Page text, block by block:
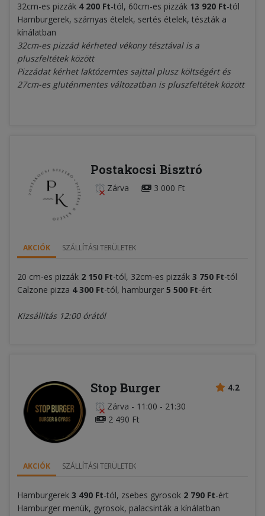
32cm-es pizzák 4 200 Ft-tól, 60cm-es pizzák 13 920 Ft-tól
Hamburgerek, szárnyas ételek, sertés ételek, tészták a
kínálatban
32cm-es pizzád kérheted vékony tésztával is a
pluszfeltétek között
Pizzádat kérhet laktózemtes sajttal plusz költségért és
27cm-es gluténmentes változatban is pluszfeltétek között
Postakocsi Bisztró
Zárva 3 000 Ft
AKCIÓK SZÁLLÍTÁSI TERÜLETEK
20 cm-es pizzák 2 150 Ft-tól, 32cm-es pizzák 3 750 Ft-tól
Calzone pizza 4 300 Ft-tól, hamburger 5 500 Ft-ért
Kizsállítás 12:00 órától
4.2
Stop Burger
Zárva - 11:00 - 21:30
2 490 Ft
AKCIÓK SZÁLLÍTÁSI TERÜLETEK
Hamburgerek 3 490 Ft-tól, zsebes gyrosok 2 790 Ft-ért
Hamburger menük, gyrosok, palacsinták a kínálatban